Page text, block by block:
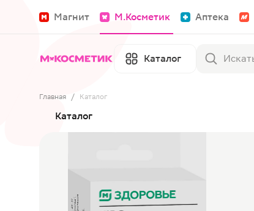
Магнит М.Косметик Аптека
Каталог
Главная / Каталог
Каталог